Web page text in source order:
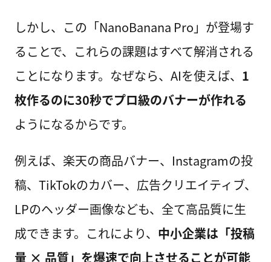
しかし、この「NanoBanana Pro」が登場す
ることで、これらの課題はすべて解消される
ことになります。なぜなら、AIを使えば、 1
枚作るのに30秒でプロ級のバナーが作れる
ようになるからです。
例えば、楽天の商品バナー、Instagramの投
稿、TikTokのカバー、広告クリエイティブ、
LPのヘッダー画像なども、全て高品質に生
成できます。これにより、 中小企業は「投稿
量 × 品質」を爆速で向上させることが可能